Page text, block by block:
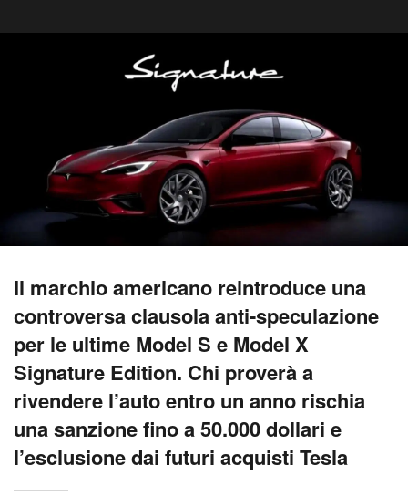
Il marchio americano reintroduce una
controversa clausola anti-speculazione
per le ultime Model S e Model X
Signature Edition. Chi proverà a
rivendere l’auto entro un anno rischia
una sanzione fino a 50.000 dollari e
l’esclusione dai futuri acquisti Tesla